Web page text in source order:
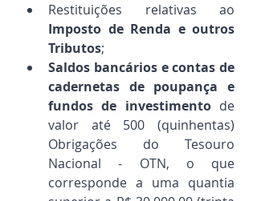
Imposto de Renda e outros
Tributos;
Saldos bancários e contas de
cadernetas de poupança e
fundos de investimento de
valor até 500 (quinhentas)
Obrigações do Tesouro
Nacional - OTN, o que
corresponde a uma quantia